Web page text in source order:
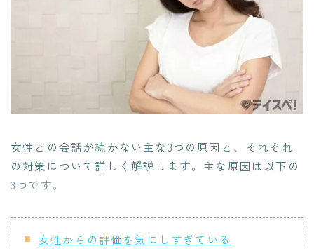
女性との会話が続かない主な3つの原因と、それぞれ
の対策について詳しく解説します。主な原因は以下の
3つです。
女性からの評価を気にしすぎている